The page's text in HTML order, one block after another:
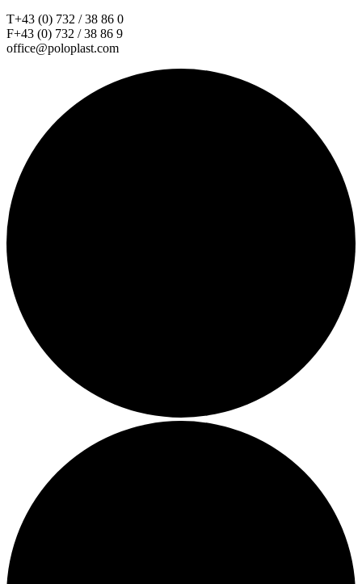
T+43 (0) 732 / 38 86 0
F+43 (0) 732 / 38 86 9
office@poloplast.com